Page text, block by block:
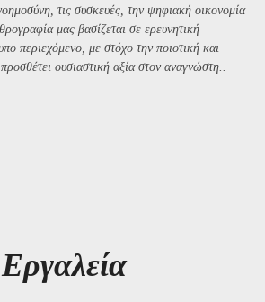
τις συσκευές, την ψηφιακή οικονομία
μας βασίζεται σε ερευνητική
περιεχόμενο, με στόχο την ποιοτική και
ουσιαστική αξία στον αναγνώστη..
Εργαλεία